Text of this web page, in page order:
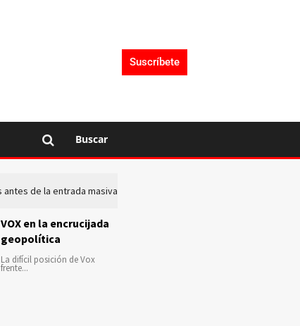
Suscríbete
Buscar
de la entrada masiva de inmigrantes en Ceuta
VOX en la encrucijada
geopolítica
La difícil posición de Vox
frente...